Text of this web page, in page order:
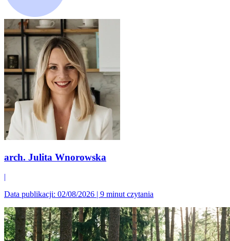
arch. Julita Wnorowska
|
Data publikacji: 02/08/2026 | 9 minut czytania